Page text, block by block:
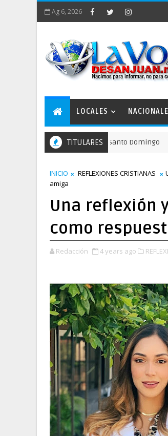
Ag 6, 2026
LOCALES
TITULARES
la fundación de Santo Domingo
INICIO REFLEXIONES CRISTIANAS
amiga
Una reflexión
como
Redacción 4 years ago